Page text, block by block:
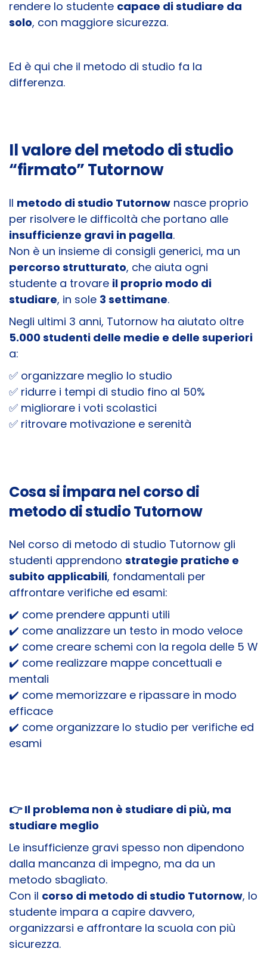
rendere lo studente capace di studiare da
solo, con maggiore sicurezza.
Ed è qui che il metodo di studio fa la
differenza.
Il valore del metodo di studio
“firmato” Tutornow
Il metodo di studio Tutornow nasce proprio
per risolvere le difficoltà che portano alle
insufficienze gravi in pagella.
Non è un insieme di consigli generici, ma un
percorso strutturato, che aiuta ogni
studente a trovare il proprio modo di
studiare, in sole 3 settimane.
Negli ultimi 3 anni, Tutornow ha aiutato oltre
5.000 studenti delle medie e delle superiori
a:
✅ organizzare meglio lo studio
✅ ridurre i tempi di studio fino al 50%
✅ migliorare i voti scolastici
✅ ritrovare motivazione e serenità
Cosa si impara nel corso di
metodo di studio Tutornow
Nel corso di metodo di studio Tutornow gli
studenti apprendono strategie pratiche e
subito applicabili, fondamentali per
affrontare verifiche ed esami:
✔️ come prendere appunti utili
✔️ come analizzare un testo in modo veloce
✔️ come creare schemi con la regola delle 5 W
✔️ come realizzare mappe concettuali e
mentali
✔️ come memorizzare e ripassare in modo
efficace
✔️ come organizzare lo studio per verifiche ed
esami
👉 Il problema non è studiare di più, ma
studiare meglio
Le insufficienze gravi spesso non dipendono
dalla mancanza di impegno, ma da un
metodo sbagliato.
Con il corso di metodo di studio Tutornow, lo
studente impara a capire davvero,
organizzarsi e affrontare la scuola con più
sicurezza.